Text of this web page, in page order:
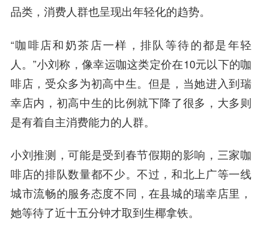
品类，消费人群也呈现出年轻化的趋势。
“咖啡店和奶茶店一样，排队等待的都是年轻
人。”小刘称，像幸运咖这类定价在10元以下的咖
啡店，受众多为初高中生。但是，当她进入到瑞
幸店内，初高中生的比例就下降了很多，大多则
是有着自主消费能力的人群。
小刘推测，可能是受到春节假期的影响，三家咖
啡店的排队数量都不少。不过，和北上广等一线
城市流畅的服务态度不同，在县城的瑞幸店里，
她等待了近十五分钟才取到生椰拿铁。